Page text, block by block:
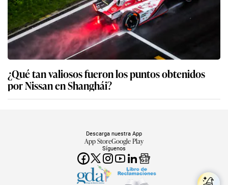
¿Qué tan valiosos fueron los puntos obtenidos
por Nissan en Shanghái?
Síguenos
Descarga nuestra App
App StoreGoogle Play